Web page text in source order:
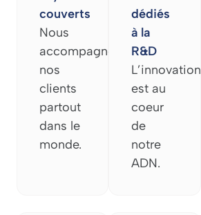
couverts
Nous
accompagnons
nos
clients
partout
dans le
monde.
dédiés
à la
R&D
L’innovation
est au
coeur
de
notre
ADN.